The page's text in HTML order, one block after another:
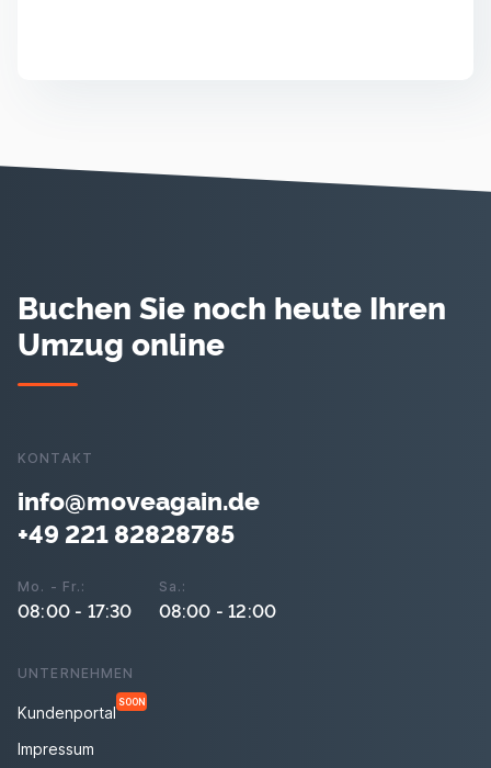
Buchen Sie noch heute Ihren
Umzug online
KONTAKT
info@moveagain.de
+49 221 82828785
Mo. - Fr.:
08:00 - 17:30
Sa.:
08:00 - 12:00
UNTERNEHMEN
Kundenportal
SOON
Impressum